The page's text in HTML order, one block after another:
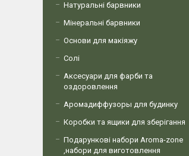
Натуральні барвники
Мінеральні барвники
Основи для макіяжу
Солі
Аксесуари для фарби та
оздоровлення
Аромадиффузоры для будинку
Коробки та ящики для зберігання
Подарункові набори Aroma-zone
,набори для виготовлення